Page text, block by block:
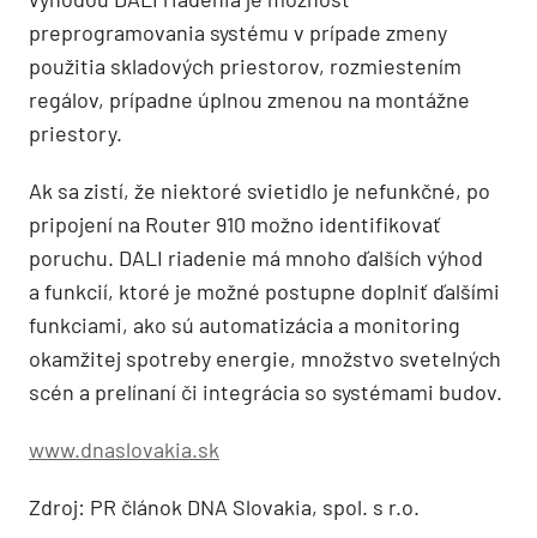
preprogramovania systému v prípade zmeny
použitia skladových priestorov, rozmiestením
regálov, prípadne úplnou zmenou na montážne
priestory.
Ak sa zistí, že niektoré svietidlo je nefunkčné, po
pripojení na Router 910 možno identifikovať
poruchu. DALI riadenie má mnoho ďalších výhod
a funkcií, ktoré je možné postupne doplniť ďalšími
funkciami, ako sú automatizácia a monitoring
okamžitej spotreby energie, množstvo svetelných
scén a prelínaní či integrácia so systémami budov.
www.dnaslovakia.sk
Zdroj: PR článok DNA Slovakia, spol. s r.o.